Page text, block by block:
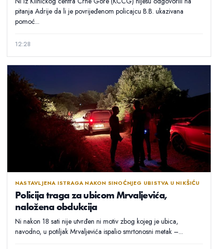
pitanja Adrije da li je povrijeđenom policajcu B.B. ukazivana
pomoć...
12:28
NASTAVLJENA ISTRAGA NAKON SINOĆNJEG UBISTVA U NIKŠIĆU
Policija traga za ubicom Mrvaljevića,
naložena obdukcija
Ni nakon 18 sati nije utvrđen ni motiv zbog kojeg je ubica,
navodno, u potiljak Mrvaljevića ispalio smrtonosni metak –...